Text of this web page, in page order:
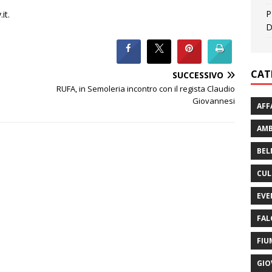
SUCCESSIVO
RUFA, in Semoleria incontro con il regista Claudio
Giovannesi